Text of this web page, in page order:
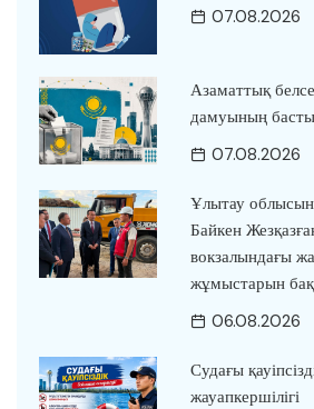
07.08.2026
Азаматтық
дамуының басты
07.08.2026
Ұлытау
Байкен
вокзалындағы
жұмыстарын
06.08.2026
Судағы
жауапкершілігі